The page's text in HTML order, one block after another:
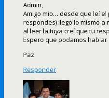
Admin,
Amigo mio… desde que leí
respondes) llego lo mismo
al leer la tuya creí que tu
Espero que podamos
Paz
Responder